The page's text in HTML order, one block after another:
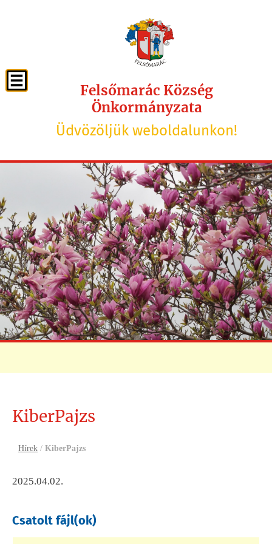
Felsőmarác Község
Önkormányzata
Üdvözöljük weboldalunkon!
KiberPajzs
Hírek / KiberPajzs
2025.04.02.
Csatolt fájl(ok)